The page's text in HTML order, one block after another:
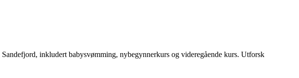
Sandefjord, inkludert babysvømming, nybegynnerkurs og videregående kurs. Utforsk